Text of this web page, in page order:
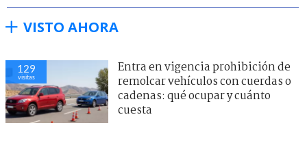
VISTO AHORA
129
visitas
Entra en vigencia prohibición de
remolcar vehículos con cuerdas o
cadenas: qué ocupar y cuánto
cuesta